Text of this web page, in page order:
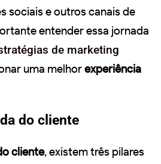
sociais e outros canais de
entender essa jornada
de marketing
uma melhorexperiência
do cliente
cliente, existem três pilares